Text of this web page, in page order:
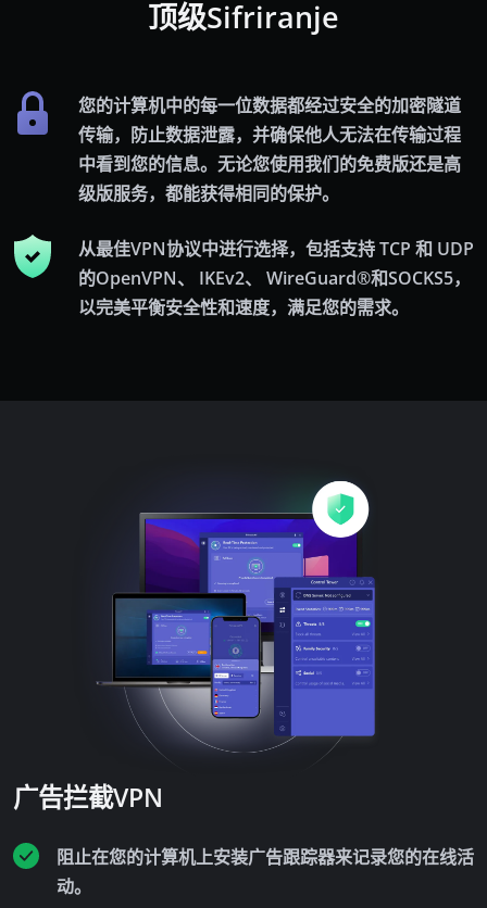
顶级Sifriranje
您的计算机中的每一位数据都经过安全的加密隧道
传输，防止数据泄露，并确保他人无法在传输过程
中看到您的信息。无论您使用我们的免费版还是高
级版服务，都能获得相同的保护。
从最佳VPN协议中进行选择，包括支持 TCP 和 UDP
的OpenVPN、 IKEv2、 WireGuard®和SOCKS5，
以完美平衡安全性和速度，满足您的需求。
广告拦截VPN
阻止在您的计算机上安装广告跟踪器来记录您的在线活
动。